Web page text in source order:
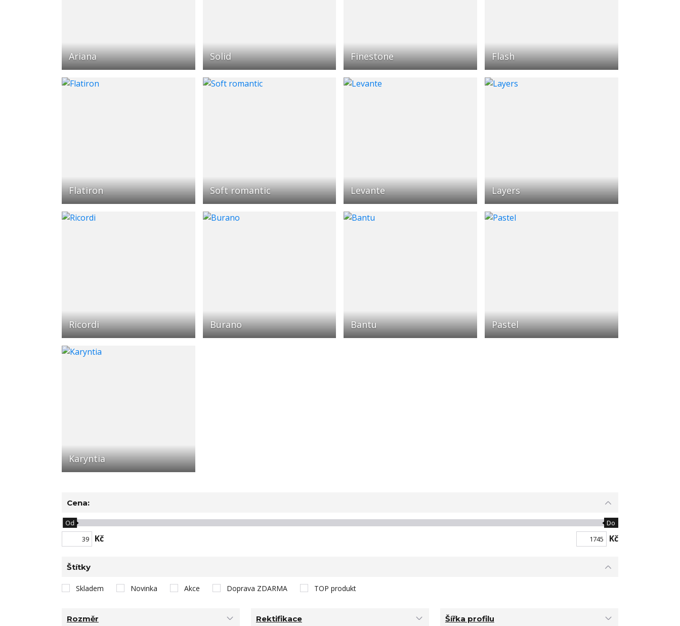
Ariana Solid Finestone Flash
Flatiron Soft romantic Levante Layers
Ricordi Burano Bantu Pastel
Karyntia
Cena:
Kč
Od Do
Kč
Štítky
Skladem Novinka Akce Doprava ZDARMA TOP produkt
Rozměr Rektifikace Šířka profilu